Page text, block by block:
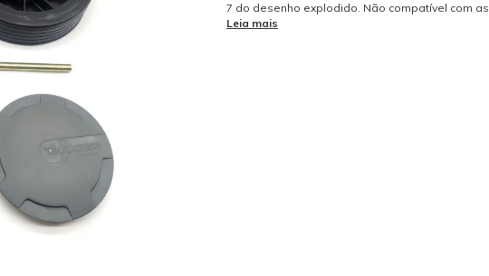
7 do desenho explodido. Não compatível com as
novas versões da HD 585 (Profi Black New, Profi
Leia mais